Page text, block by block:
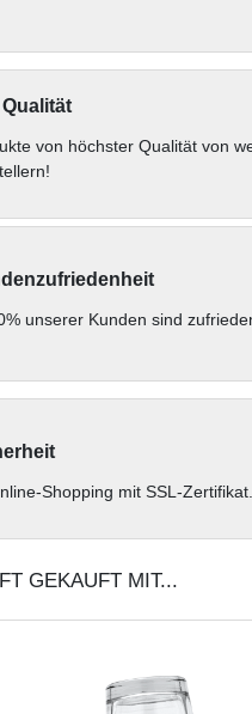
von höchster Qualität von
unserer Kunden sind
Shopping mit SSL-Zertifikat.
GEKAUFT MIT...